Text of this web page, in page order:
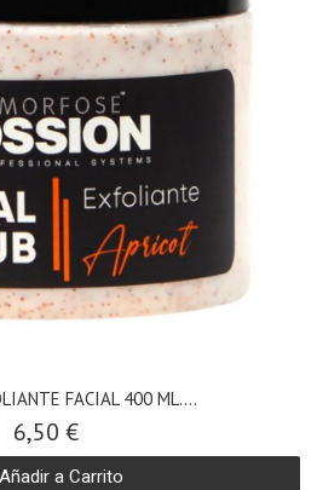
FACIAL 400 ML....
6,50 €
Añadir a Carrito